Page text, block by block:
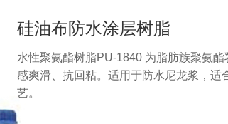
硅油布防水涂层树脂
水性聚氨酯树脂PU-1840 为脂肪族聚氨
感爽滑、抗回粘。适用于防水尼龙浆，适
艺。